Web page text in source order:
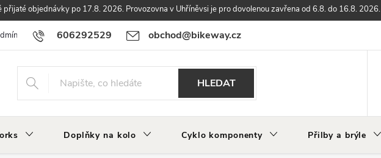
objednávky po 17.8. 2026. Provozovna v Uhříněvsi je pro dovolenou zavřena od 6.8. do 16.8. 2026.
606292529 obchod@bikeway.cz
Podmínky ochrany osobních údajů Vrácení a reklamace zboží
HLEDAT
Doplňky na kolo Cyklo komponenty Přilby a brýle